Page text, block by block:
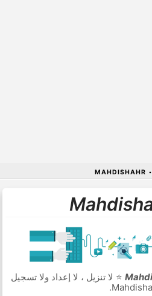
•
MAHDISHAHR
⭐ لا تنزيل ، لا إعداد ولا تسجيل